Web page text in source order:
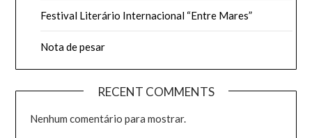
Festival Literário Internacional “Entre Mares”
Nota de pesar
RECENT COMMENTS
Nenhum comentário para mostrar.